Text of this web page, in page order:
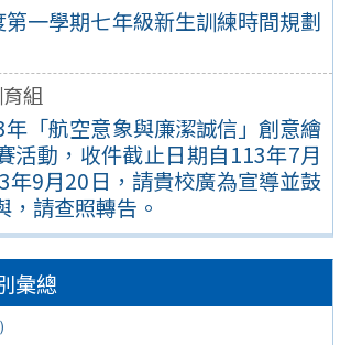
一學期七年級新生訓練時間規劃
組
「航空意象與廉潔誠信」創意繪
活動，收件截止日期自113年7月
年9月20日，請貴校廣為宣導並鼓
，請查照轉告。
彙總